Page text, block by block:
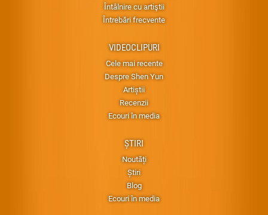
Întâlnire cu artiştii
Întrebări frecvente
VIDEOCLIPURI
Cele mai recente
Despre Shen Yun
Artiștii
Recenzii
Ecouri în media
ȘTIRI
Noutăți
Știri
Blog
Ecouri în media